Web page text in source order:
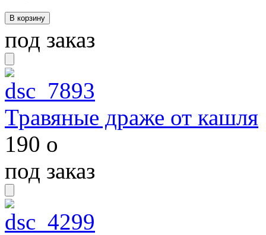
под заказ
Травяные драже от кашля
190 o
под заказ